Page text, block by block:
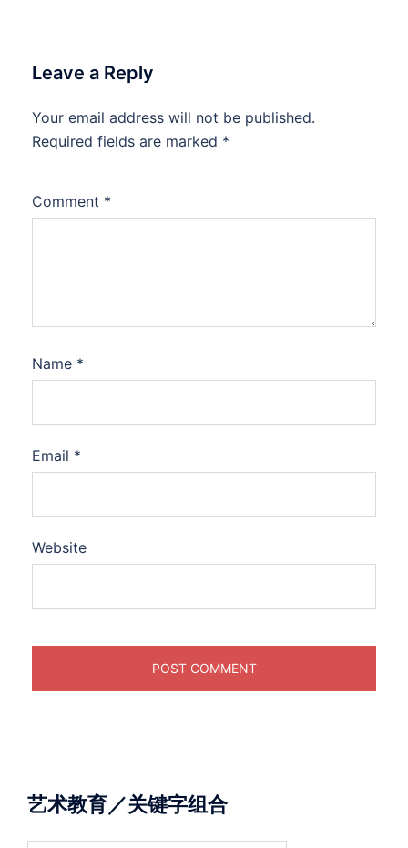
Leave a Reply
Your email address will not be published.
Required fields are marked *
Comment *
Name *
Email *
Website
艺术教育／关键字组合